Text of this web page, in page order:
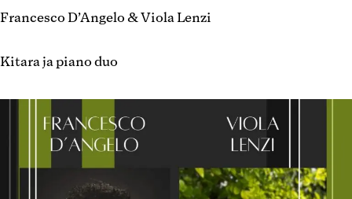
Francesco D’Angelo & Viola Lenzi
Kitara ja piano duo